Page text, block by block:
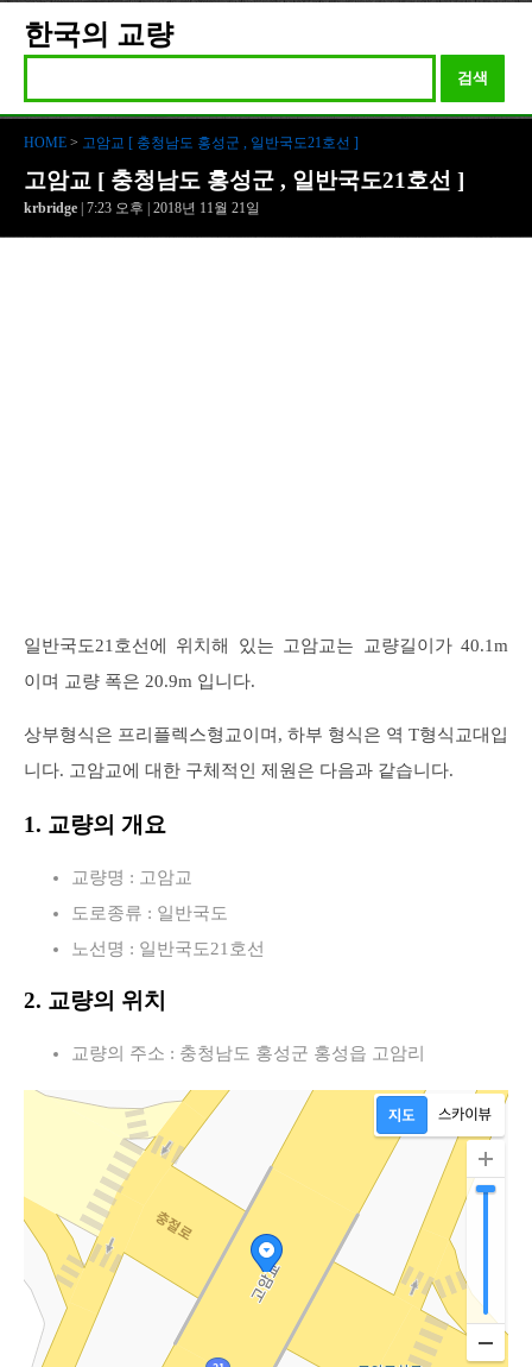
한국의 교량
검색
HOME > 고암교 [ 충청남도 홍성군 , 일반국도21호선 ]
고암교 [ 충청남도 홍성군 , 일반국도21호선 ]
krbridge | 7:23 오후 | 2018년 11월 21일
일반국도21호선에 위치해 있는 고암교는 교량길이가 40.1m
이며 교량 폭은 20.9m 입니다.
상부형식은 프리플렉스형교이며, 하부 형식은 역 T형식교대입
니다. 고암교에 대한 구체적인 제원은 다음과 같습니다.
1. 교량의 개요
교량명 : 고암교
도로종류 : 일반국도
노선명 : 일반국도21호선
2. 교량의 위치
교량의 주소 : 충청남도 홍성군 홍성읍 고암리